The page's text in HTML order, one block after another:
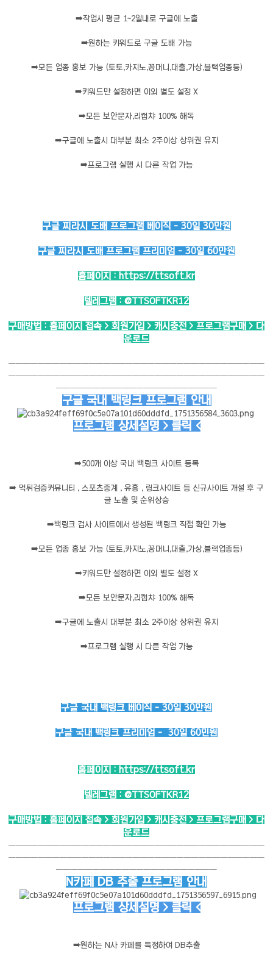
➡️작업시 평균 1~2일내로 구글에 노출
➡️원하는 키워드로 구글 도배 가능
➡️모든 업종 홍보 가능 (토토,카지노,꽁머니,대출,가상,블랙업종등)
➡️키워드만 설정하면 이외 별도 설정 X
➡️모든 보안문자,리캡챠 100% 해독
➡️구글에 노출시 대부분 최소 2주이상 상위권 유지
➡️프로그램 실행 시 다른 작업 가능
구글 찌라시 도배 프로그램 베이직 - 30일 30만원
구글 찌라시 도배 프로그램 프리미엄 - 30일 60만원
홈페이지 : https://ttsoft.kr
텔레그램 : @TTSOFTKR12
구매방법 : 홈페이지 접속 > 회원가입 > 캐시충전 > 프로그램구매 > 다
운로드
───────────────────────────────────
───────────────────────────────────
──────────────────────
구글 국내 백링크 프로그램 안내
프로그램 상세설명 > 클릭 <
➡️500개 이상 국내 백링크 사이트 등록
➡️ 먹튀검증커뮤니티 , 스포츠중계 , 유흥 , 링크사이트 등 신규사이트 개설 후 구
글 노출 및 순위상승
➡️백링크 검사 사이트에서 생성된 백링크 직접 확인 가능
➡️모든 업종 홍보 가능 (토토,카지노,꽁머니,대출,가상,블랙업종등)
➡️키워드만 설정하면 이외 별도 설정 X
➡️모든 보안문자,리캡챠 100% 해독
➡️구글에 노출시 대부분 최소 2주이상 상위권 유지
➡️프로그램 실행 시 다른 작업 가능
구글 국내 백링크 베이직 - 30일 30만원
구글 국내 백링크 프리미엄 - 30일 60민원
홈페이지 : https://ttsoft.kr
텔레그램 : @TTSOFTKR12
구매방법 : 홈페이지 접속 > 회원가입 > 캐시충전 > 프로그램구매 > 다
운로드
───────────────────────────────────
───────────────────────────────────
──────────────────────
N카페 DB 추출 프로그램 안내
프로그램 상세설명 > 클릭 <
➡️원하는 N사 카페를 특정하여 DB추출